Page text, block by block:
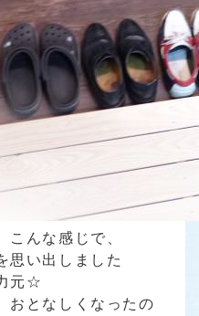
こんな感じで、
思い出しました
元☆
おとなしくなったの